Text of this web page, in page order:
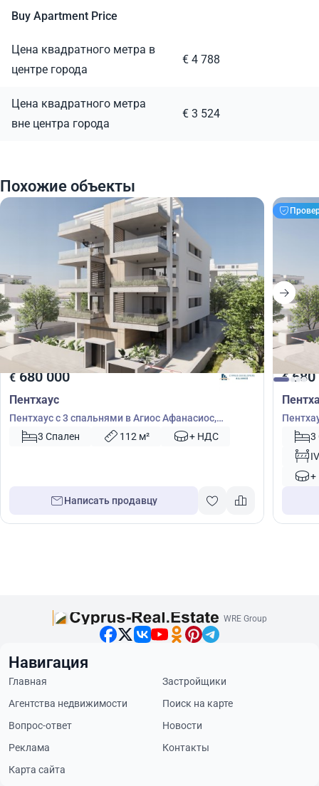
Buy Apartment Price
Цена квадратного метра в
центре города
€ 4 788
Цена квадратного метра
вне центра города
€ 3 524
Похожие объекты
€680 000
Пентхаус
Пентхаус с 3 спальнями в Агиос Афанасиос,
Лимасол, Кипр № 48556
3 Спален 112 м² + НДС
Написать продавцу
€680
3
WRE Group
Навигация
Главная
Застройщики
Агентства недвижимости
Поиск на карте
Вопрос-ответ
Новости
Реклама
Контакты
Карта сайта